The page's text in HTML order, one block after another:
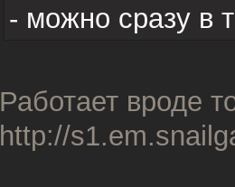
- можно сразу в
Работает вроде
http://